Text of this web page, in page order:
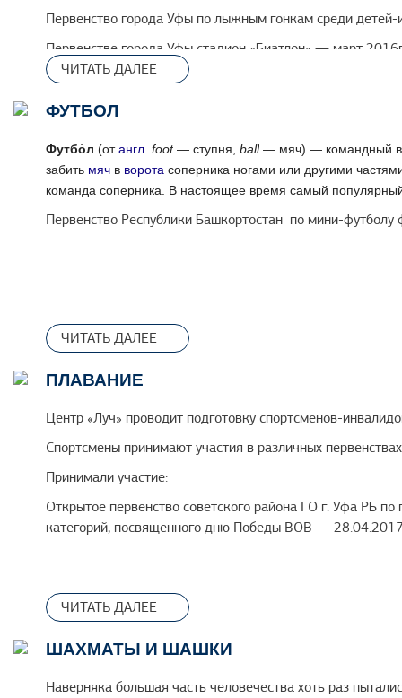
Первенство города Уфы по лыжным гонкам среди
Первенстве города Уфы стадион «Биатлон» — март
Первенство России по лыжным гонкам и биатлону
Вторая всероссийская зимняя спартакиада инвалидов
г. Ханты-Мансийск— 01.03-10.03.2017г.
Первенство России по спорту слепых (л.гонки/биатлон)
ЧИТАТЬ ДАЛЕЕ
ФУТБОЛ
Футбо́л (отангл. foot — ступня, ball — мяч) — командный
забить мяч в ворота соперника ногами или другими
команда соперника. В настоящее время самый
Первенство Республики Башкортостан по мини-
ЧИТАТЬ ДАЛЕЕ
ПЛАВАНИЕ
Центр «Луч» проводит подготовку спортсменов-
Спортсмены принимают участия в различных
Принимали участие:
Открытое первенство советского района ГО г. Уфа РБ
категорий, посвященного дню Победы ВОВ —
ЧИТАТЬ ДАЛЕЕ
ШАХМАТЫ И ШАШКИ
Наверняка большая часть человечества хоть раз